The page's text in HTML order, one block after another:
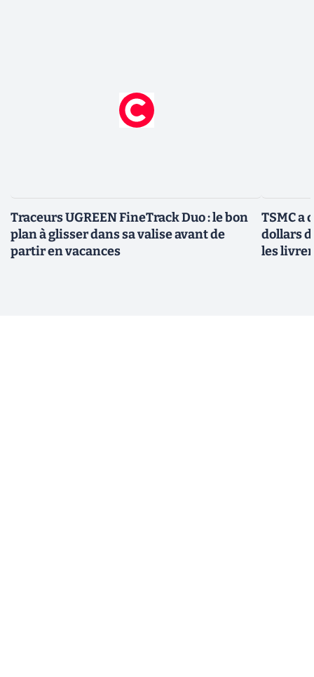
Traceurs UGREEN FineTrack Duo : le bon
plan à glisser dans sa valise avant de
partir en vacances
TSMC a
dollars
les livrer